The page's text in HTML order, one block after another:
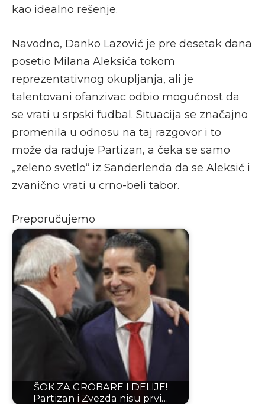
kao idealno rešenje.
Navodno, Danko Lazović je pre desetak dana
posetio Milana Aleksića tokom
reprezentativnog okupljanja, ali je
talentovani ofanzivac odbio mogućnost da
se vrati u srpski fudbal. Situacija se značajno
promenila u odnosu na taj razgovor i to
može da raduje Partizan, a čeka se samo
„zeleno svetlo“ iz Sanderlenda da se Aleksić i
zvanično vrati u crno-beli tabor.
Preporučujemo
ŠOK ZA GROBARE I DELIJE!
Partizan i Zvezda nisu prvi…